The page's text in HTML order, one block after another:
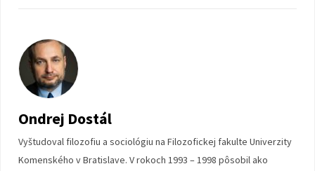
Ondrej Dostál
Vyštudoval filozofiu a sociológiu na Filozofickej fakulte Univerzity
Komenského v Bratislave. V rokoch 1993 – 1998 pôsobil ako